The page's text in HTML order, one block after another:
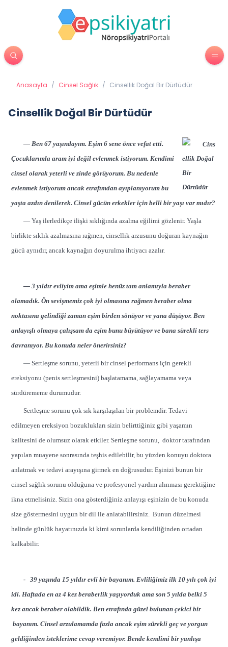
Anasayfa / Cinsel Sağlık / Cinsellik Doğal Bir Dürtüdür
Cinsellik Doğal Bir Dürtüdür
— Ben 67 yaşındayım. Eşim 6 sene önce vefat etti.
Çocuklarımla aram iyi değil evlenmek istiyorum. Kendimi
cinsel olarak yeterli ve zinde görüyorum. Bu nedenle
evlenmek istiyorum ancak etrafımdan ayıplanıyorum bu
yaşta azdın denilerek. Cinsel gücün erkekler için belli bir yaşı var mıdır?
— Yaş ilerledikçe ilişki sıklığında azalma eğilimi gözlenir. Yaşla
birlikte sıklık azalmasına rağmen, cinsellik arzusunu doğuran kaynağın
gücü aynıdır, ancak kaynağın doyurulma ihtiyacı azalır.
— 3 yıldır evliyim ama eşimle henüz tam anlamıyla beraber
olamadık. Ön sevişmemiz çok iyi olmasına rağmen beraber olma
noktasına gelindiği zaman eşim birden sönüyor ve yana düşüyor. Ben
anlayışlı olmaya çalışsam da eşim bunu büyütüyor ve bana sürekli ters
davranıyor. Bu konuda neler önerirsiniz?
— Sertleşme sorunu, yeterli bir cinsel performans için gerekli
ereksiyonu (penis sertleşmesini) başlatamama, sağlayamama veya
sürdürememe durumudur.
Sertleşme sorunu çok sık karşılaşılan bir problemdir. Tedavi
edilmeyen ereksiyon bozuklukları sizin belirttiğiniz gibi yaşamın
kalitesini de olumsuz olarak etkiler. Sertleşme sorunu, doktor tarafından
yapılan muayene sonrasında teşhis edilebilir, bu yüzden konuyu doktora
anlatmak ve tedavi arayışına girmek en doğrusudur. Eşinizi bunun bir
cinsel sağlık sorunu olduğuna ve profesyonel yardım alınması gerektiğine
ikna etmelisiniz. Sizin ona gösterdiğiniz anlayışı eşinizin de bu konuda
size göstermesini uygun bir dil ile anlatabilirsiniz. Bunun düzelmesi
halinde günlük hayatınızda ki kimi sorunlarda kendiliğinden ortadan
kalkabilir.
- 39 yaşında 15 yıldır evli bir bayanım. Evliliğimiz ilk 10 yılı çok iyi
idi. Haftada en az 4 kez beraberlik yaşıyorduk ama son 5 yılda belki 5
kez ancak beraber olabildik. Ben etrafında güzel bulunan çekici bir
bayanım. Cinsel arzulamamda fazla ancak eşim sürekli geç ve yorgun
geldiğinden isteklerime cevap veremiyor. Bende kendimi bir yanlışa